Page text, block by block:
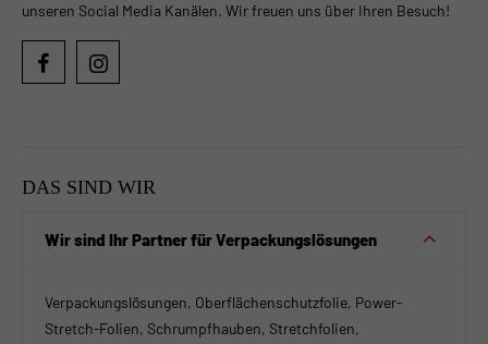
unseren Social Media Kanälen. Wir freuen uns über Ihren Besuch!
DAS SIND WIR
Wir sind Ihr Partner für Verpackungslösungen
Verpackungslösungen, Oberflächenschutzfolie, Power-
Stretch-Folien, Schrumpfhauben, Stretchfolien,